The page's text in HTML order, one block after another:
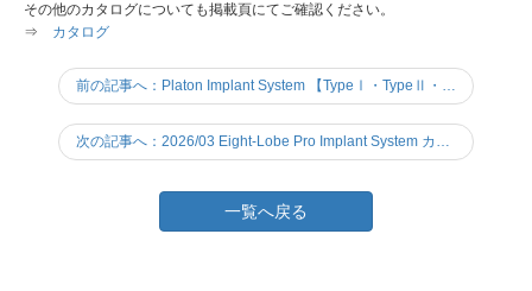
その他のカタログについても掲載頁にてご確認ください。
⇒ カタログ
前の記事へ：Platon Implant System 【TypeⅠ・TypeⅡ・TypeⅣ Pro】カタログ更新しました
次の記事へ：2026/03 Eight-Lobe Pro Implant System カタログの更新をしました
一覧へ戻る